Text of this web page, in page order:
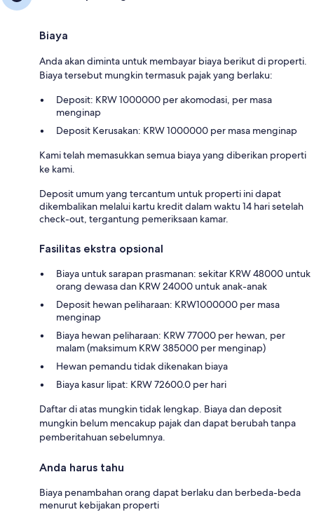
Biaya
Anda akan diminta untuk membayar biaya berikut di properti.
Biaya tersebut mungkin termasuk pajak yang berlaku:
Deposit: KRW 1000000 per akomodasi, per masa
menginap
Deposit Kerusakan: KRW 1000000 per masa menginap
Kami telah memasukkan semua biaya yang diberikan properti
ke kami.
Deposit umum yang tercantum untuk properti ini dapat
dikembalikan melalui kartu kredit dalam waktu 14 hari setelah
check-out, tergantung pemeriksaan kamar.
Fasilitas ekstra opsional
Biaya untuk sarapan prasmanan: sekitar KRW 48000 untuk
orang dewasa dan KRW 24000 untuk anak-anak
Deposit hewan peliharaan: KRW1000000 per masa
menginap
Biaya hewan peliharaan: KRW 77000 per hewan, per
malam (maksimum KRW 385000 per menginap)
Hewan pemandu tidak dikenakan biaya
Biaya kasur lipat: KRW 72600.0 per hari
Daftar di atas mungkin tidak lengkap. Biaya dan deposit
mungkin belum mencakup pajak dan dapat berubah tanpa
pemberitahuan sebelumnya.
Anda harus tahu
Biaya penambahan orang dapat berlaku dan berbeda-beda
menurut kebijakan properti